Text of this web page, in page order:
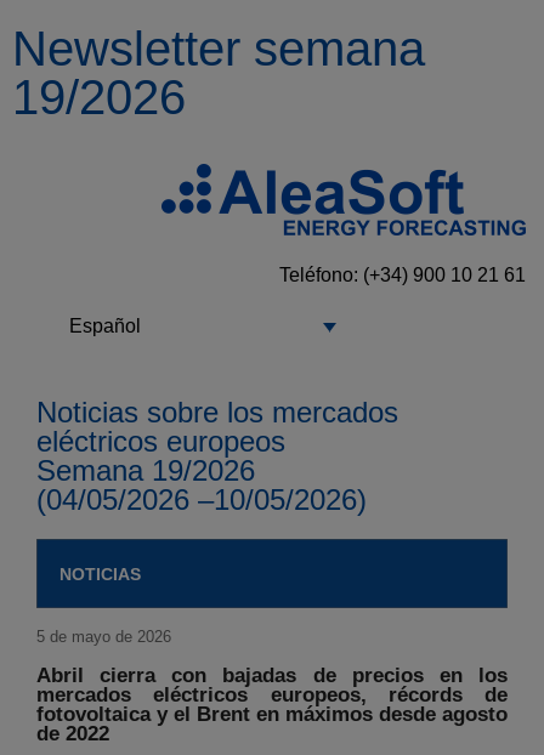
Newsletter semana
19/2026
Teléfono: (+34) 900 10 21 61
Español
Noticias sobre los mercados
eléctricos europeos
Semana 19/2026
(04/05/2026 –10/05/2026)
NOTICIAS
5 de mayo de 2026
Abril cierra con bajadas de precios en los
mercados eléctricos europeos, récords de
fotovoltaica y el Brent en máximos desde agosto
de 2022